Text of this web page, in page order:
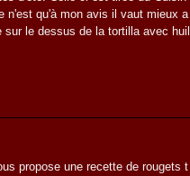
n'est qu'à mon avis il vaut mieux a
le dessus de la tortilla avec huil
propose une recette de rougets t